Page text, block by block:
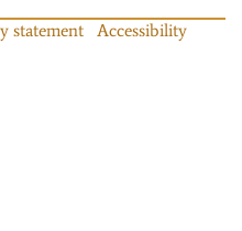
statement
Accessibility